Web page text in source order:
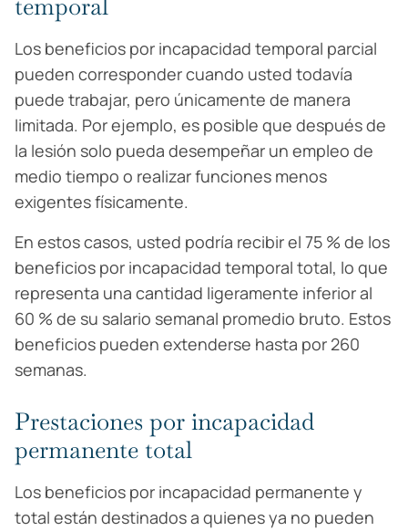
temporal
Los beneficios por incapacidad temporal parcial
pueden corresponder cuando usted todavía
puede trabajar, pero únicamente de manera
limitada. Por ejemplo, es posible que después de
la lesión solo pueda desempeñar un empleo de
medio tiempo o realizar funciones menos
exigentes físicamente.
En estos casos, usted podría recibir el 75 % de los
beneficios por incapacidad temporal total, lo que
representa una cantidad ligeramente inferior al
60 % de su salario semanal promedio bruto. Estos
beneficios pueden extenderse hasta por 260
semanas.
Prestaciones por incapacidad
permanente total
Los beneficios por incapacidad permanente y
total están destinados a quienes ya no pueden